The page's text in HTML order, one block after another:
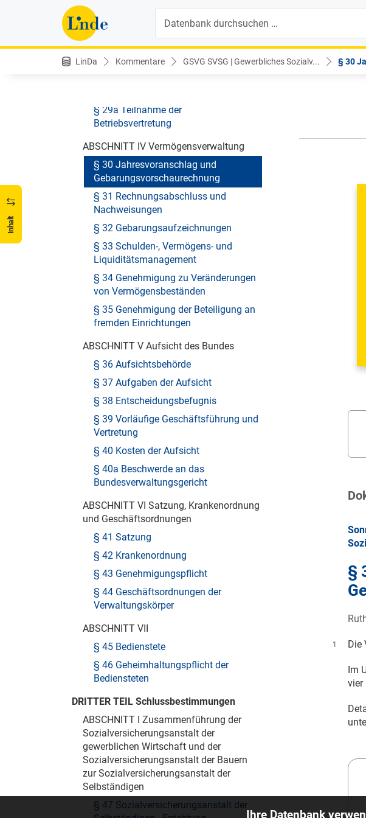
LinDa Kommentare GSVG SVSG | Gewerbliches Sozialv... § 30
Inhalt
§ 26 Aufgaben des Verwaltungsrates
§ 27 Aufgaben der
Hauptversammlung
§ 28 Aufgaben der
§ 29a Teilnahme der
Betriebsvertretung
ABSCHNITT IV Vermögensverwaltung
§ 30 Jahresvoranschlag und
Gebarungsvorschaurechnung
§ 31 Rechnungsabschluss und
Nachweisungen
§ 32 Gebarungsaufzeichnungen
§ 33 Schulden-, Vermögens- und
Liquiditätsmanagement
§ 34 Genehmigung zu Veränderungen
von Vermögensbeständen
§ 35 Genehmigung der Beteiligung an
fremden Einrichtungen
ABSCHNITT V Aufsicht des Bundes
§ 36 Aufsichtsbehörde
§ 37 Aufgaben der Aufsicht
§ 38 Entscheidungsbefugnis
§ 39 Vorläufige Geschäftsführung und
Vertretung
§ 40 Kosten der Aufsicht
§ 40a Beschwerde an das
Bundesverwaltungsgericht
ABSCHNITT VI Satzung, Krankenordnung
und Geschäftsordnungen
§ 41 Satzung
§ 42 Krankenordnung
§ 43 Genehmigungspflicht
§ 44 Geschäftsordnungen der
Verwaltungskörper
ABSCHNITT VII
§ 45 Bedienstete
§ 46 Geheimhaltungspflicht der
Bediensteten
DRITTER TEIL Schlussbestimmungen
ABSCHNITT I Zusammenführung der
Sozialversicherungsanstalt der
gewerblichen Wirtschaft und der
Sozialversicherungsanstalt der Bauern
zur Sozialversicherungsanstalt der
Selbständigen
§ 47 Sozialversicherungsanstalt der
§
1 Die
Im
vier
Ihre Datenbank